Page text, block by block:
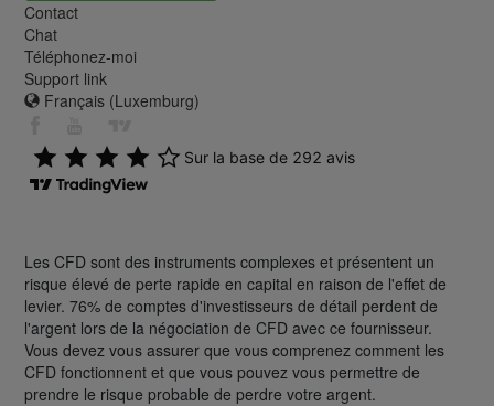
Contact
Chat
Téléphonez-moi
Support link
Français (Luxemburg)
Les CFD sont des instruments complexes et présentent un
risque élevé de perte rapide en capital en raison de l'effet de
levier. 76% de comptes d'investisseurs de détail perdent de
l'argent lors de la négociation de CFD avec ce fournisseur.
Vous devez vous assurer que vous comprenez comment les
CFD fonctionnent et que vous pouvez vous permettre de
prendre le risque probable de perdre votre argent.